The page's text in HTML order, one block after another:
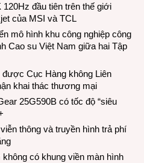
đầu tiên trên thế giới
của MSI và TCL
mô hình khu công nghiệp công
Cao su Việt Nam giữa hai Tập
Cục Hàng không Liên
khai thác thương mại
25G590B có tốc độ “siêu
thông và truyền hình trả phí
có khung viền màn hình